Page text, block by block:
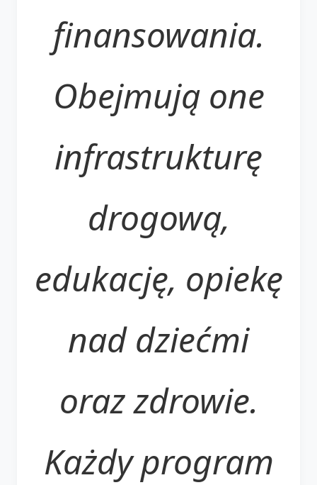
finansowania.
Obejmują one
infrastrukturę
drogową,
edukację, opiekę
nad dziećmi
oraz zdrowie.
Każdy program